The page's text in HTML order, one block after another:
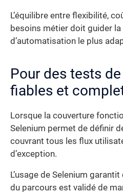
L’équilibre entre flexibilité,
besoins métier doit guider la
d’automatisation le plus
Pour des tests
fiables et
Lorsque la couverture
Selenium permet de définir
couvrant tous les flux
d’exception.
L’usage de Selenium
du parcours est validé de